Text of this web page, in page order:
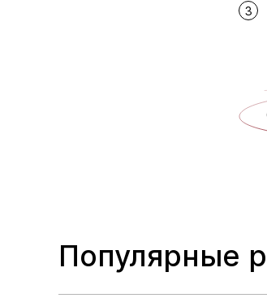
3
Популярные